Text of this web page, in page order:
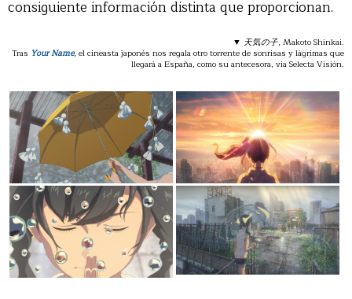
consiguiente información distinta que proporcionan.
▼ 天気の子, Makoto Shinkai.
Tras Your Name, el cineasta japonés nos regala otro torrente de sonrisas y lágrimas que
llegará a España, como su antecesora, vía Selecta Visión.